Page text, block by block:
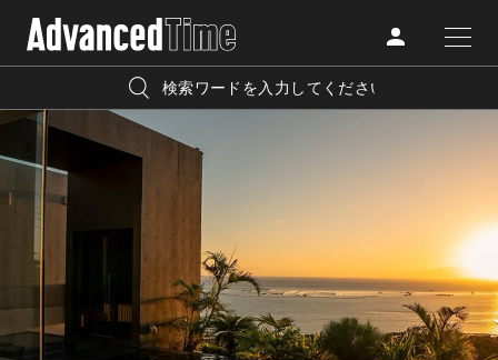
CATEGORY
FASHION
BEAUTY
TRAVEL
AdvancedClub
『AdvancedTime』は、自由でしなやかに生きるハイエンド
な大人達におくる、スペシャルイシュー満載のメディア。
高感度なファッション、カルチャーに溺愛、未知の幅広い
教養を求め、今までの人生で積んだ経験、知見を余裕をも
人気の検索キーワード
宿泊
リゾート
美白 アイメイク